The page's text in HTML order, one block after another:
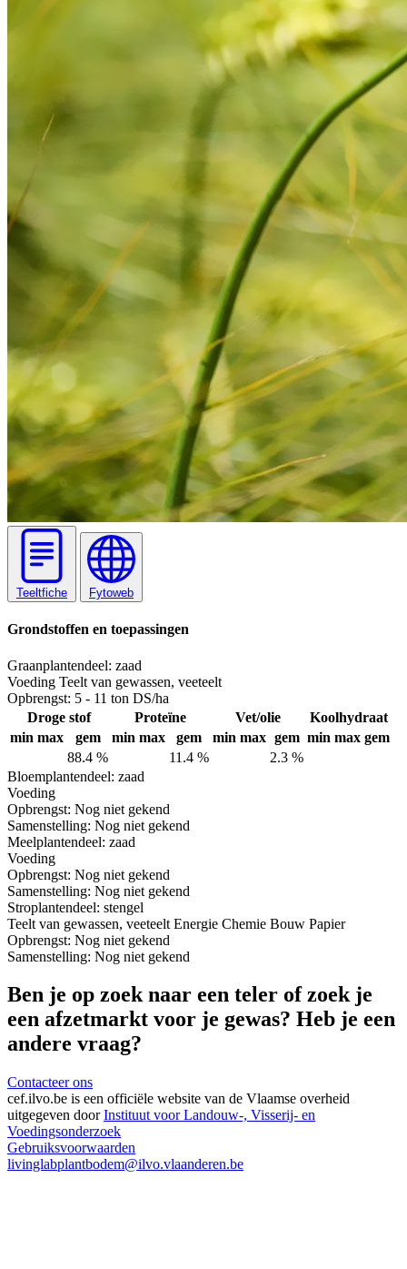
Teeltfiche Fytoweb
Grondstoffen en toepassingen
Graanplantendeel: zaad
Voeding Teelt van gewassen, veeteelt
Opbrengst: 5 - 11 ton DS/ha
Droge stof
Proteïne Vet/olie
Koolhydraat
min max gem min max gem min max gem min max gem
88.4 %
11.4 %
2.3 %
Bloemplantendeel: zaad
Voeding
Opbrengst: Nog niet gekend
Samenstelling: Nog niet gekend
Meelplantendeel: zaad
Voeding
Opbrengst: Nog niet gekend
Samenstelling: Nog niet gekend
Stroplantendeel: stengel
Teelt van gewassen, veeteelt Energie Chemie Bouw Papier
Opbrengst: Nog niet gekend
Samenstelling: Nog niet gekend
Ben je op zoek naar een teler of zoek je
een afzetmarkt voor je gewas? Heb je een
andere vraag?
Contacteer ons
cef.ilvo.be is een officiële website van de Vlaamse overheid
uitgegeven doorInstituut voor Landouw-, Visserij- en
Voedingsonderzoek
Gebruiksvoorwaarden
livinglabplantbodem@ilvo.vlaanderen.be